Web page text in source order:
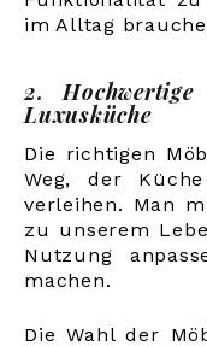
im Alltag
2.
Luxusküche
Die richtigen
Weg, der
verleihen. Man
zu unserem
Nutzung
machen.
Die Wahl der